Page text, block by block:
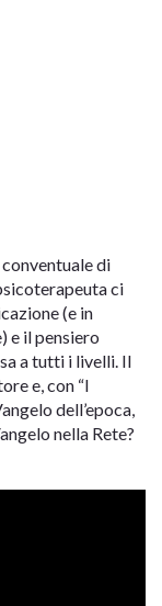
di
ci
(e in
e il pensiero
a tutti i livelli. Il
e, con “I
dell’epoca,
nella Rete?